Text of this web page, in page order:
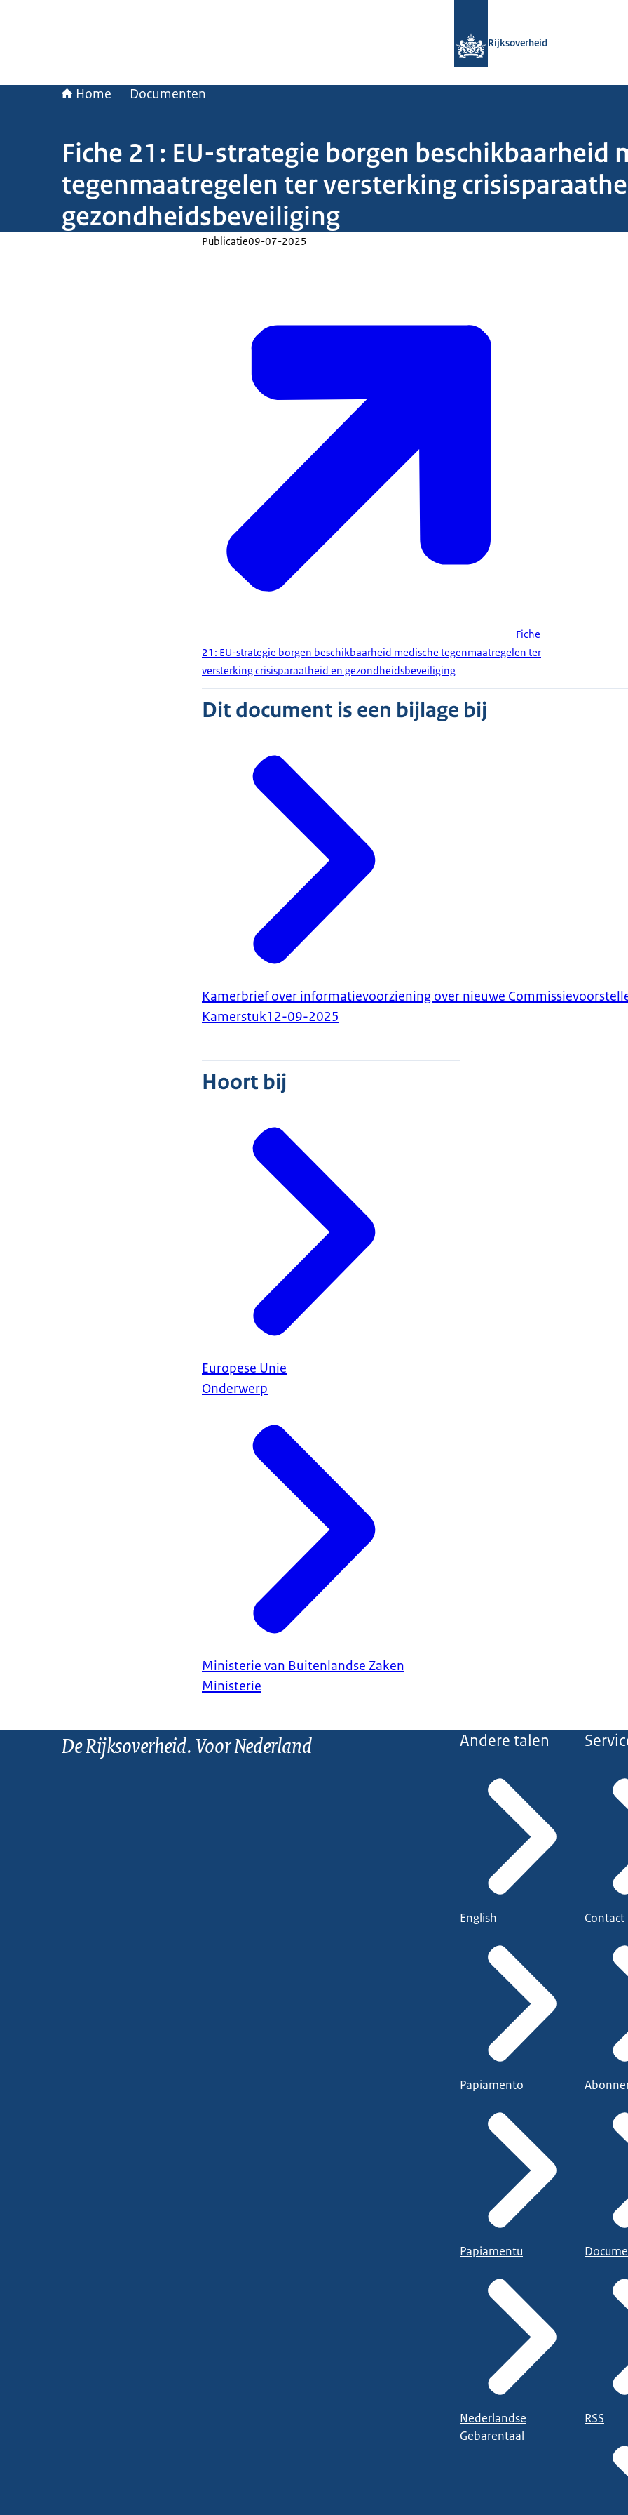
Rijksoverheid
Home Documenten
Fiche 21: EU-strategie borgen beschikbaarheid
tegenmaatregelen ter versterking
gezondheidsbeveiliging
Publicatie09-07-2025
Fiche
21: EU-strategie borgen beschikbaarheid medische tegenmaatregelen ter
versterking crisisparaatheid en gezondheidsbeveiliging
Dit document is een bijlage bij
Kamerbrief over informatievoorziening over nieuwe
Kamerstuk12-09-2025
Hoort bij
Europese Unie
Onderwerp
Ministerie van Buitenlandse Zaken
Ministerie
De Rijksoverheid. Voor Nederland Andere talen
English
Papiamento
Papiamentu
Nederlandse
Gebarentaal
Contact
RSS